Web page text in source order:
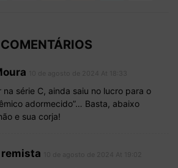
na série C, ainda saiu no lucro para o
adormecido”… Basta, abaixo
e sua corja!